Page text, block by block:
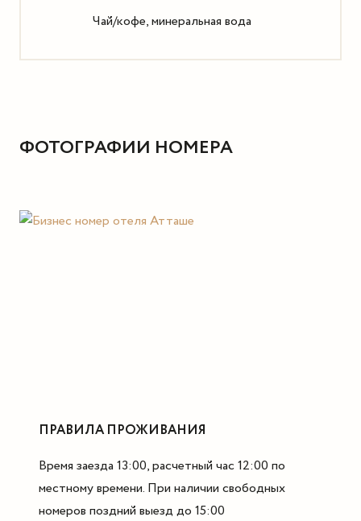
Чай/кофе, минеральная вода
ФОТОГРАФИИ НОМЕРА
ПРАВИЛА ПРОЖИВАНИЯ
Время заезда 13:00, расчетный час 12:00 по
местному времени. При наличии свободных
номеров поздний выезд до 15:00